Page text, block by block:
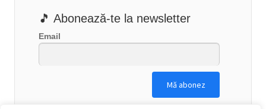
🎵 Abonează-te la newsletter
Email